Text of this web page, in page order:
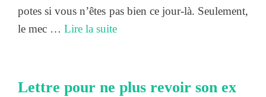
potes si vous n’êtes pas bien ce jour-là. Seulement,
le mec … Lire la suite
Lettre pour ne plus revoir son ex